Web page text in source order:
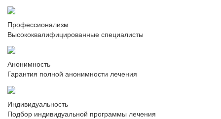
Профессионализм
Высококвалифицированные специалисты
Анонимность
Гарантия полной анонимности лечения
Индивидуальность
Подбор индивидуальной программы лечения